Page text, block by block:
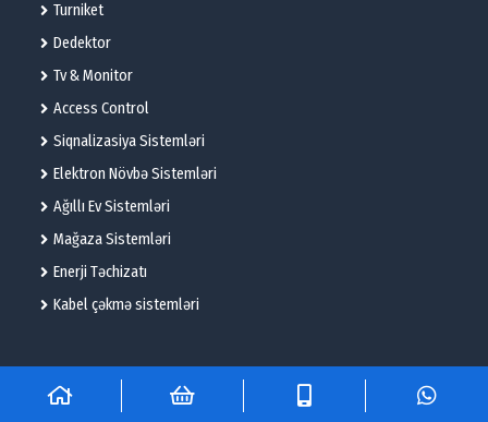
Turniket
Dedektor
Tv & Monitor
Access Control
Siqnalizasiya Sistemləri
Elektron Növbə Sistemləri
Ağıllı Ev Sistemləri
Mağaza Sistemləri
Enerji Təchizatı
Kabel çəkmə sistemləri
© 2025 – Flame Technologies